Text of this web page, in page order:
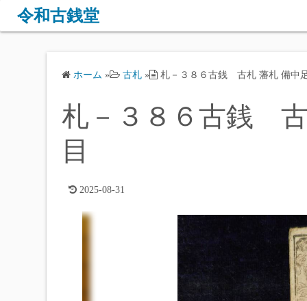
令和古銭堂
ホーム » 古札 » 札－３８６古銭 古札 藩札 備中
札－３８６古銭 古
目
2025-08-31